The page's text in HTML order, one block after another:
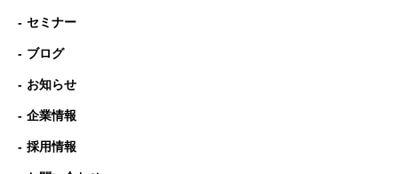
セミナー
ブログ
お知らせ
企業情報
採用情報